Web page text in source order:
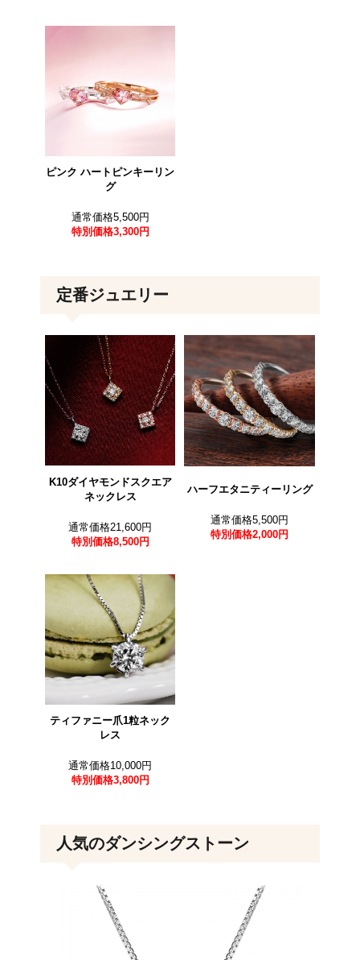
ピンク ハートピンキーリン
グ
通常価格5,500円
特別価格3,300円
定番ジュエリー
K10ダイヤモンドスクエア
ネックレス
通常価格21,600円
特別価格8,500円
ハーフエタニティーリング
通常価格5,500円
特別価格2,000円
ティファニー爪1粒ネック
レス
通常価格10,000円
特別価格3,800円
人気のダンシングストーン